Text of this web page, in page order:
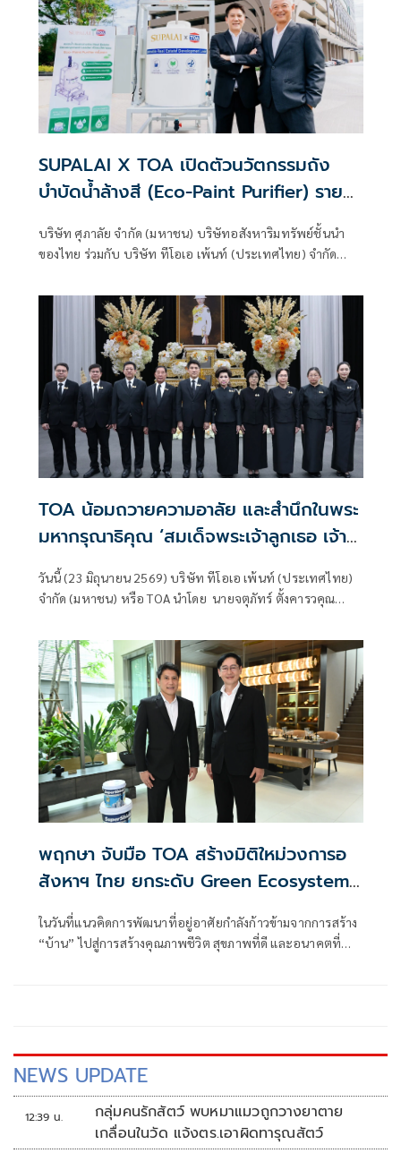
SUPALAI X TOA เปิดตัวนวัตกรรมถัง
บำบัดน้ำล้างสี (Eco-Paint Purifier) ราย
ผู้นำ Sustainable Real Estate
บริษัท ศุภาลัย จำกัด (มหาชน) บริษัทอสังหาริมทรัพย์ชั้นนำ
ของไทย ร่วมกับ บริษัท ทีโอเอ เพ้นท์ (ประเทศไทย) จำกัด
ของไทย เคมีภัณฑ์ก่อสร้าง และวัสดุก่อสร้างครบวงจร ตอกย้ำ
เป้าหมาย Sustainable Real Estate Development Leader
ตามแนวคิด ESG มุ่งเน้นศึกษาวิจัยและพัฒนานวัตกรรมที่อยู่
อาศัยเป็นมิตรต่อสิ่งแวดล้อมและสังคม ด้วยนวัตกรรม ‘ถังบำบัด
น้ำล้างสี Eco-Paint Purifier’ สำหรับการจัดการน้ำเสียที่เกิด
ภายในโครงการขณะก่อสร้างอาคารขึ้นเป็นครั้งแรก โดยเริ่ม
นำร่องใช้งานในโครงการคอนโดมิเนียมใหม่ของศุภาลัย นับเป็น
บริษัทอสังหาริมทรัพย์รายแรกที่ขับเคลื่อนนวัตกรรมการจัดการ
น้ำเสียจากงานสี เพื่อยกระดับการก่อสร้างที่เป็นมิตรต่อสิ่ง
แวดล้อม
TOA น้อมถวายความอาลัย และสำนึกในพระ
มหากรุณาธิคุณ ‘สมเด็จพระเจ้าลูกเธอ เจ้า
ฟ้าพัชรกิติยาภา นเรนทิราเทพยวดี กรม
หลวงราชสาริณีสิริพัชร มหาวัชรราชธิดา’
วันนี้ (23 มิถุนายน 2569) บริษัท ทีโอเอ เพ้นท์ (ประเทศไทย)
จำกัด (มหาชน) หรือ TOA นำโดย นายจตุภัทร์ ตั้งคารวคุณ
ก่อตั้งบริษัทฯ และ นางละออ ตั้งคารวคุณ รองประธานผู้ก่อตั้ง
บริษัทฯ พร้อมด้วยคณะผู้บริหารและพนักงาน ร่วมพิธีน้อม
ถวายความอาลัยและสำนึกในพระมหากรุณาธิคุณเบื้องหน้า
พระรูป สมเด็จพระเจ้าลูกเธอ เจ้าฟ้าพัชรกิติยาภา นเรนทิรา
เทพยวดี กรมหลวงราชสาริณีสิริพัชร มหาวัชรราชธิดา ณ
อาคารสำนักงานใหญ่ บริษัท ทีโอเอ เพ้นท์ (ประเทศไทย)
จำกัด (มหาชน) ถนนบางนา-ตราด
พฤกษา จับมือ TOA สร้างมิติใหม่วงการอ
สังหาฯ ไทย ยกระดับ Green Ecosystem
ผ่านนวัตกรรมสีฉลาก EPD ตอกย้ำแนวคิด
Lifetime Well-Living สร้างบ้าน ดีต่อคน
ดีต่อโลก
ในวันที่แนวคิดการพัฒนาที่อยู่อาศัยกำลังก้าวข้ามจากการสร้าง
“บ้าน” ไปสู่การสร้างคุณภาพชีวิต สุขภาพที่ดี และอนาคตที่
NEWS UPDATE
12:39 น.
กลุ่มคนรักสัตว์ พบหมาแมวถูกวางยาตาย
เกลื่อนในวัด แจ้งตร.เอาผิดทารุณสัตว์